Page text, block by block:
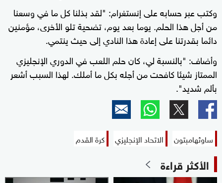
وكتب عبر حسابه على إنستغرام: "لقد بذلنا كل ما في وسعنا
من أجل هذا الحلم. يوما بعد يوم، تضحية تلو الأخرى، مؤمنين
دائما بقدرتنا على إعادة هذا النادي إلى حيث ينتمي.
وأضاف: "بالنسبة لي، كان حلم اللعب في الدوري الإنجليزي
الممتاز شيئا كافحت من أجله بكل ما أملك. لهذا السبب أشعر
بألم شديد".
ساوثهامبتون الاتحاد الإنجليزي كرة القدم
الأكثر قراءة